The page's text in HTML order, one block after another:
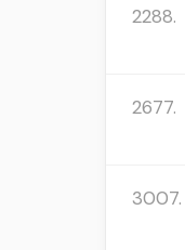
2288.
2677.
3007.